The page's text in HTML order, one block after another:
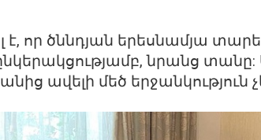
է, որ ծննդյան երեսնամյա
նրանց
ավելի մեծ երջանկություն